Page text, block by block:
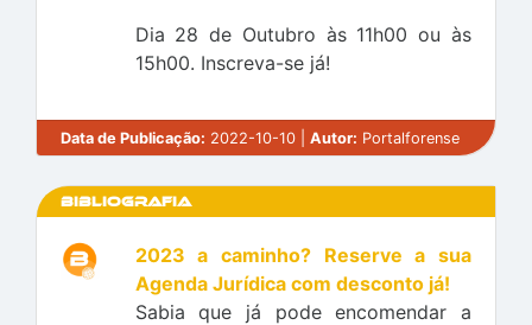
Dia 28 de Outubro às 11h00 ou às
15h00. Inscreva-se já!
Data de Publicação: 2022-10-10 | Autor: Portalforense
Bibliografia
2023 a caminho? Reserve a sua
Agenda Jurídica com desconto já!
Sabia que já pode encomendar a